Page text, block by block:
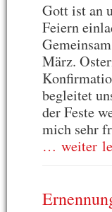
Gott ist an
Feiern
März.
begleitet
der Feste
mich sehr
… weiter